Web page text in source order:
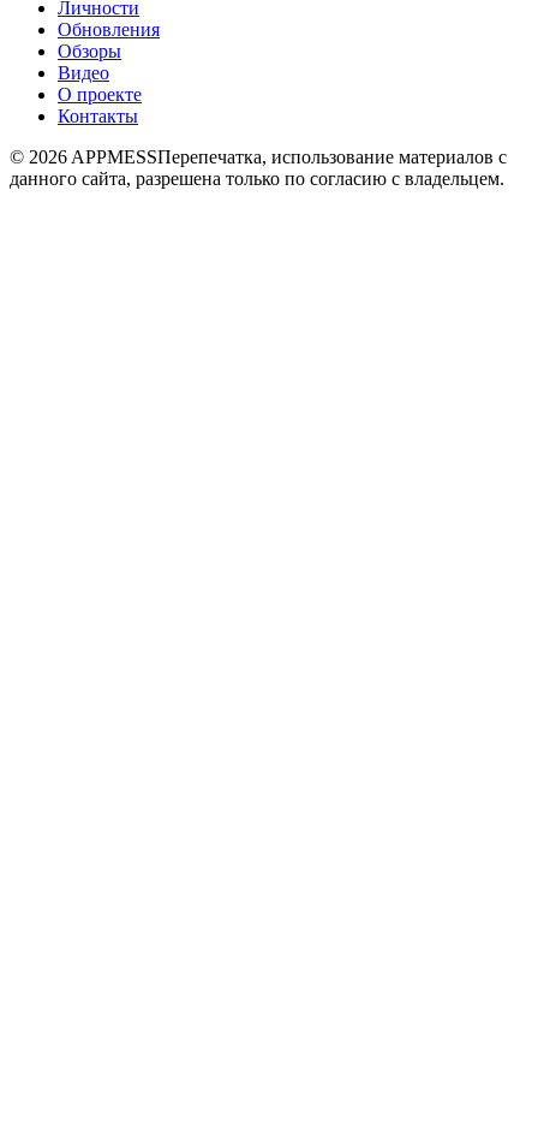
Личности
Обновления
Обзоры
Видео
О проекте
Контакты
© 2026 APPMESSПерепечатка, использование материалов с
данного сайта, разрешена только по согласию с владельцем.